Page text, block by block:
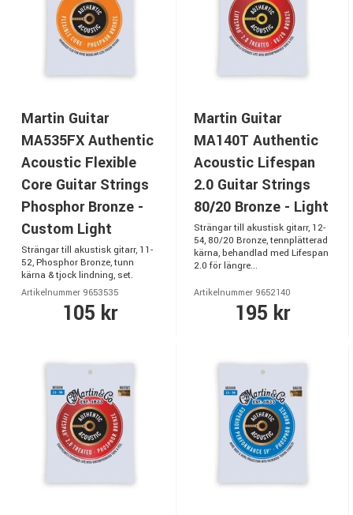
Martin Guitar
MA535FX Authentic
Acoustic Flexible
Core Guitar Strings
Phosphor Bronze -
Custom Light
Strängar till akustisk gitarr, 11-
52, Phosphor Bronze, tunn
kärna & tjock lindning, set.
Artikelnummer 9653535
105 kr
Martin Guitar
MA140T Authentic
Acoustic Lifespan
2.0 Guitar Strings
80/20 Bronze - Light
Strängar till akustisk gitarr, 12-
54, 80/20 Bronze, tennplätterad
kärna, behandlad med Lifespan
2.0 för längre...
Artikelnummer 9652140
195 kr